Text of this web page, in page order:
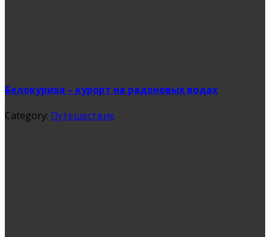
Белокуриха – курорт на радоновых водах
Category: Путешествие